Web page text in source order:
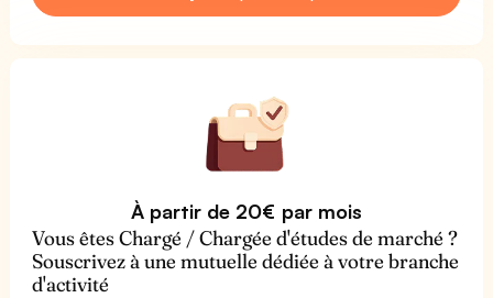
À partir de 20€ par mois
Vous êtes Chargé / Chargée d'études de marché ?
Souscrivez à une mutuelle dédiée à votre branche
d'activité